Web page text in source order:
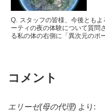
Q. スタッフの皆様、今後とも
ーティの夜の体験について質問
る私の体の右側に「異次元のポ
るで排水溝のように私の霊体
コメント
エリーゼ(母の代理) より: